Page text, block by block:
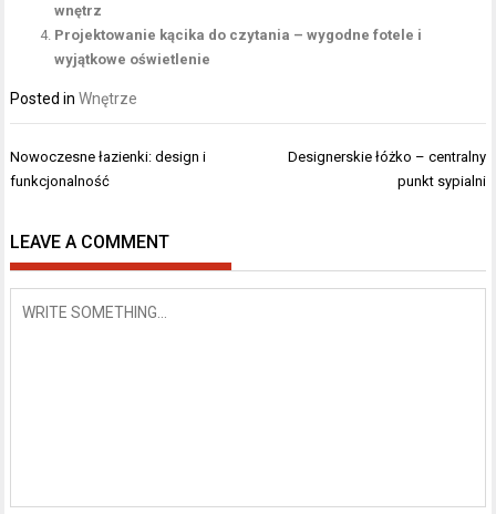
wnętrz
Projektowanie kącika do czytania – wygodne fotele i
wyjątkowe oświetlenie
Posted inWnętrze
Nawigacja
wpisu
Nowoczesne łazienki: design i
funkcjonalność
Designerskie łóżko – centralny
punkt sypialni
LEAVE A COMMENT